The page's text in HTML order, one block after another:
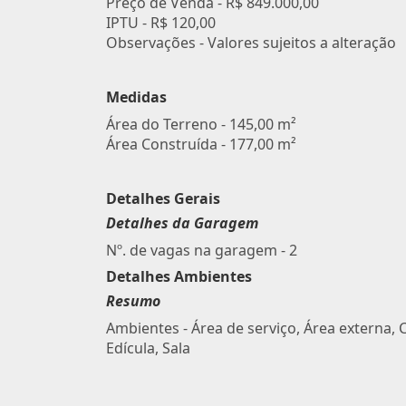
IPTU - R$ 120,00
Observações - Valores sujeitos a alteração
Medidas
Área do Terreno - 145,00 m²
Área Construída - 177,00 m²
Detalhes Gerais
Detalhes da Garagem
Nº. de vagas na garagem - 2
Detalhes Ambientes
Resumo
Ambientes - Área de serviço, Área externa,
Edícula, Sala